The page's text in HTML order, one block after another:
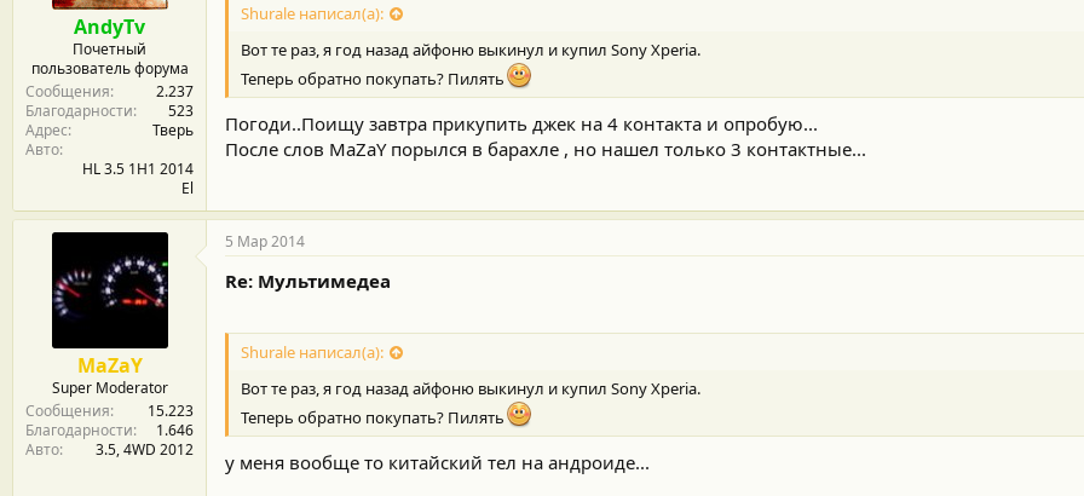
AndyTv
Почетный
пользователь форума
Сообщения
2.237
Благодарности
523
Адрес
Тверь
Авто
HL 3.5 1H1 2014
El
Shurale написал(а):
Вот те раз, я год назад айфоню выкинул и купил Sony Xperia.
Теперь обратно покупать? Пилять
Погоди..Поищу завтра прикупить джек на 4 контакта и опробую...
После слов MaZaY порылся в барахле , но нашел только 3 контактные...
MaZaY
Super Moderator
Сообщения
15.223
Благодарности
1.646
Авто
3.5, 4WD 2012
5 Мар 2014
Re: Мультимедеа
Shurale написал(а):
Вот те раз, я год назад айфоню выкинул и купил Sony Xperia.
Теперь обратно покупать? Пилять
у меня вообще то китайский тел на андроиде...